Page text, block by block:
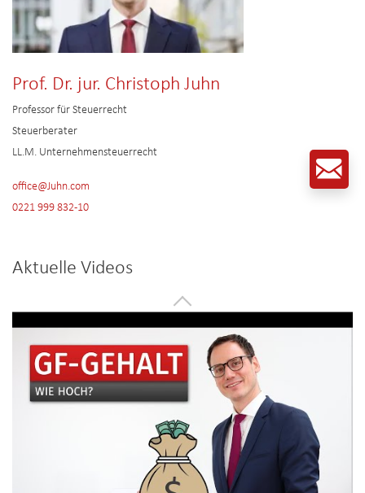
Prof. Dr. jur. Christoph Juhn
Professor für Steuerrecht
Steuerberater
LL.M. Unternehmensteuerrecht
office@Juhn.com
0221 999 832-10
Aktuelle Videos